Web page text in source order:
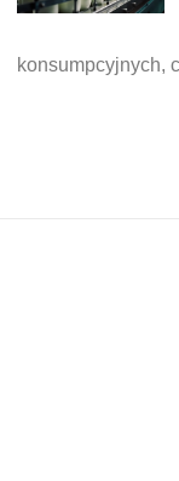
konsumpcyjnych,